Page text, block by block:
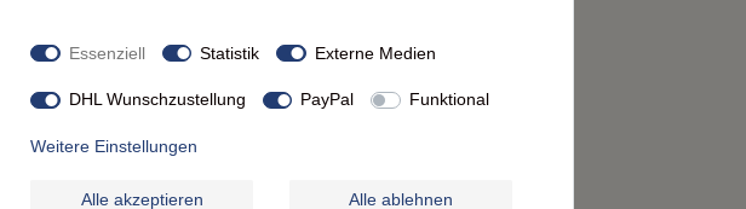
Essenziell Statistik Externe Medien
DHL Wunschzustellung PayPal Funktional
Weitere Einstellungen
Alle akzeptieren Alle ablehnen